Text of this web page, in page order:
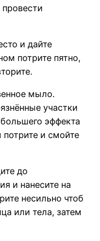
и дайте
потрите пятно,
мыло.
участки
эффекта
потрите и смойте
до
и нанесите на
несильно чтоб
или тела, затем